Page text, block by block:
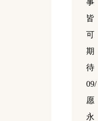
事
皆
可
期
待
09/
愿
永